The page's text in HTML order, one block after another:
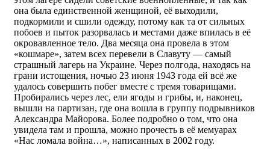
она была единственной женщиной, её выходили,
подкормили и сшили одежду, потому как та от сильных
побоев и пыток разорвалась и местами даже впилась в её
окровавленное тело. Два месяца она провела в этом
«кошмаре», затем всех перевели в Славуту — самый
страшный лагерь на Украине. Через полгода, находясь на
грани истощения, ночью 23 июня 1943 года ей всё же
удалось совершить побег вместе с тремя товарищами.
Пробирались через лес, ели ягоды и грибы, и, наконец,
вышли на партизан, где она вошла в группу подрывников
Александра Майорова. Более подробно о том, что она
увидела там и прошла, можно прочесть в её мемуарах
«Нас ломала война…», написанных в 2002 году.